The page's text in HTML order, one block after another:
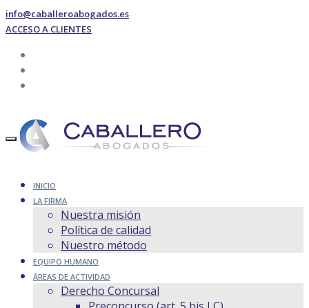
info@caballeroabogados.es
ACCESO A CLIENTES
INICIO
LA FIRMA
Nuestra misión
Política de calidad
Nuestro método
EQUIPO HUMANO
ÁREAS DE ACTIVIDAD
Derecho Concursal